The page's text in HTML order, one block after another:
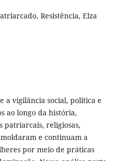
Resistência, Elza
a vigilância social, política e
ao longo da história,
patriarcais, religiosas,
e continuam a
por meio de práticas